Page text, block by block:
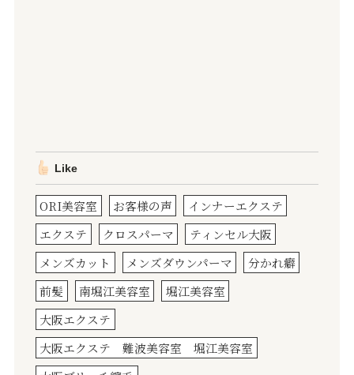
Like
ORI美容室 お客様の声
インナーエクステ
エクステ
クロスパーマ
ティンセル大阪
メンズカット
メンズダウンパーマ
分かれ癖
前髪
南堀江美容室
堀江美容室
大阪エクステ
大阪エクステ 難波美容室 堀江美容室